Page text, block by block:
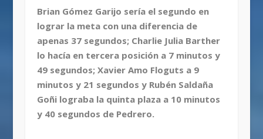
Brian Gómez Garijo sería el segundo en
lograr la meta con una diferencia de
apenas 37 segundos; Charlie Julia Barther
lo hacía en tercera posición a 7 minutos y
49 segundos; Xavier Amo Floguts a 9
minutos y 21 segundos y Rubén Saldaña
Goñi lograba la quinta plaza a 10 minutos
y 40 segundos de Pedrero.